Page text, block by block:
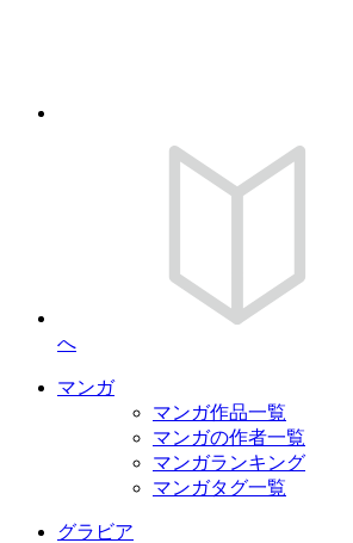
へ
マンガ
マンガ作品一覧
マンガの作者一覧
マンガランキング
マンガタグ一覧
グラビア